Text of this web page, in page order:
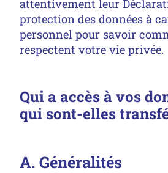
attentivement leur
protection des données à
personnel pour savoir
respectent votre vie privée.
Qui a accès à vos
qui sont-elles
A. Généralités